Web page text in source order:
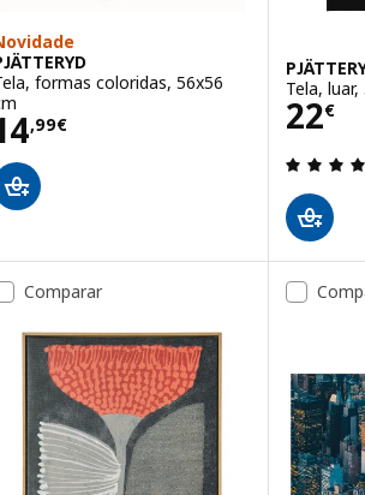
formas coloridas, 56x56
,99€ 14,99€
Tela,
22€
Comparar